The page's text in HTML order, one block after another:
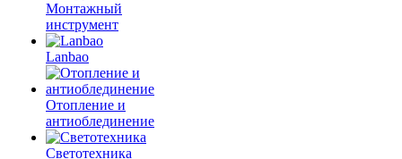
Монтажный
инструмент
Lanbao
Отопление и
антиоблединение
Светотехника